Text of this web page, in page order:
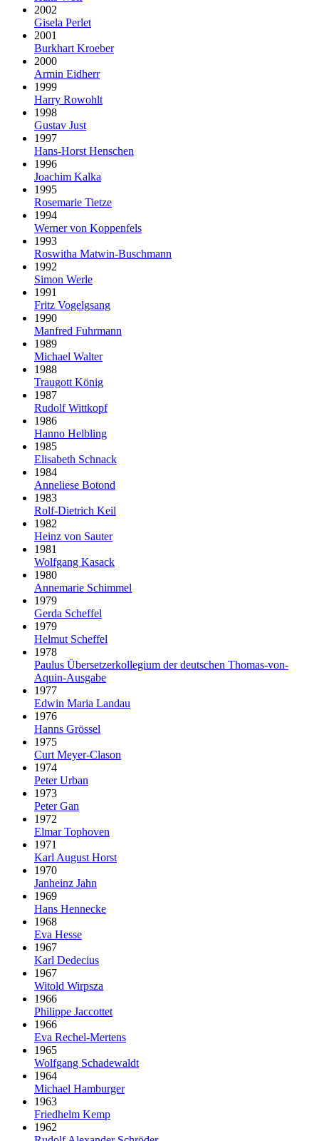
2002
Gisela Perlet
2001
Burkhart Kroeber
2000
Armin Eidherr
1999
Harry Rowohlt
1998
Gustav Just
1997
Hans-Horst Henschen
1996
Joachim Kalka
1995
Rosemarie Tietze
1994
Werner von Koppenfels
1993
Roswitha Matwin-Buschmann
1992
Simon Werle
1991
Fritz Vogelgsang
1990
Manfred Fuhrmann
1989
Michael Walter
1988
Traugott König
1987
Rudolf Wittkopf
1986
Hanno Helbling
1985
Elisabeth Schnack
1984
Anneliese Botond
1983
Rolf-Dietrich Keil
1982
Heinz von Sauter
1981
Wolfgang Kasack
1980
Annemarie Schimmel
1979
Gerda Scheffel
1979
Helmut Scheffel
1978
Paulus Über­setzer­kollegium der deut­schen Thomas-von-
Aquin-Ausgabe
1977
Edwin Maria Landau
1976
Hanns Grössel
1975
Curt Meyer-Clason
1974
Peter Urban
1973
Peter Gan
1972
Elmar Tophoven
1971
Karl August Horst
1970
Janheinz Jahn
1969
Hans Hennecke
1968
Eva Hesse
1967
Karl Dedecius
1967
Witold Wirpsza
1966
Philippe Jaccottet
1966
Eva Rechel-Mertens
1965
Wolfgang Schadewaldt
1964
Michael Hamburger
1963
Friedhelm Kemp
1962